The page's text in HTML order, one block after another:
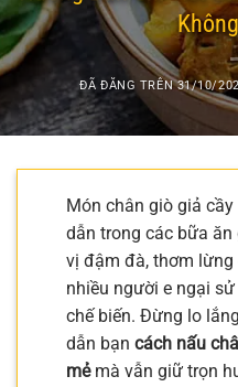
ĐÃ ĐĂNG TRÊN31/10/
Món chân giò giả
dẫn trong các bữa
vị đậm đà, thơm lừng
nhiều người e ngại
chế biến. Đừng lo
dẫn bạn cách nấu
mẻmà vẫn giữ trọn